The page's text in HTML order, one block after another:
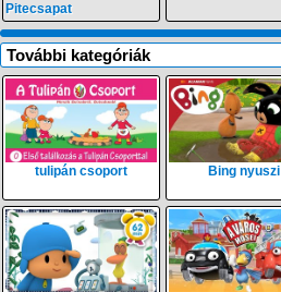
Pitecsapat
További kategóriák
tulipán csoport Bing nyuszi